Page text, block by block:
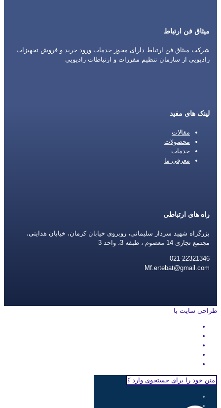
میثاق فن ارتباط
شرکت میثاق فن ارتباط دارای مجوز خدمات ورود خرید و فروش تجهیزات
رادیویی از سازمان تنظیم مقررات و ارتباطات رادیویی
لینک های مفید
مقالات
محصولات
خدمات
معرفی ما
راه های ارتباطی
بزرگراه شهید سردار سلیمانی، روبروی خیابان کرمان، خیابان هدایتی،
مجتمع تجاری 14 معصوم ، طبقه 3، واحد 3
021-22321346
Mf.ertebat@gmail.com
طراحی سایت با